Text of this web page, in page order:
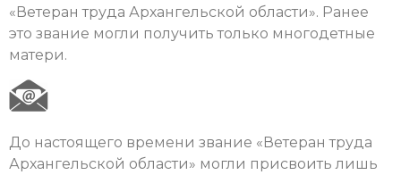
«Ветеран труда Архангельской области». Ранее
это звание могли получить только многодетные
матери.
До настоящего времени звание «Ветеран труда
Архангельской области» могли присвоить лишь